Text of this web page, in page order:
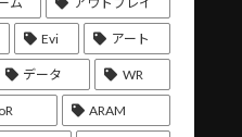
Evi アート
データ WR
ARAM